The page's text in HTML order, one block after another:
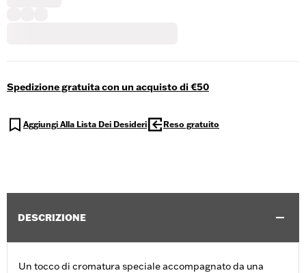
Spedizione gratuita con un acquisto di €50
Aggiungi Alla Lista Dei Desideri Reso gratuito
DESCRIZIONE
Un tocco di cromatura speciale accompagnato da una